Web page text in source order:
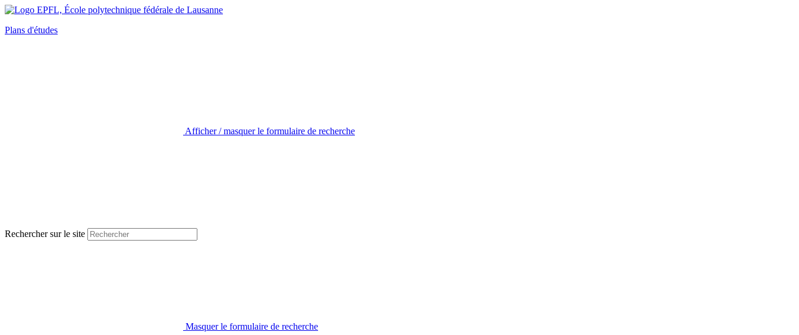
Plans d'études
Afficher / masquer le formulaire de recherche
Rechercher sur le site
Masquer le formulaire de recherche